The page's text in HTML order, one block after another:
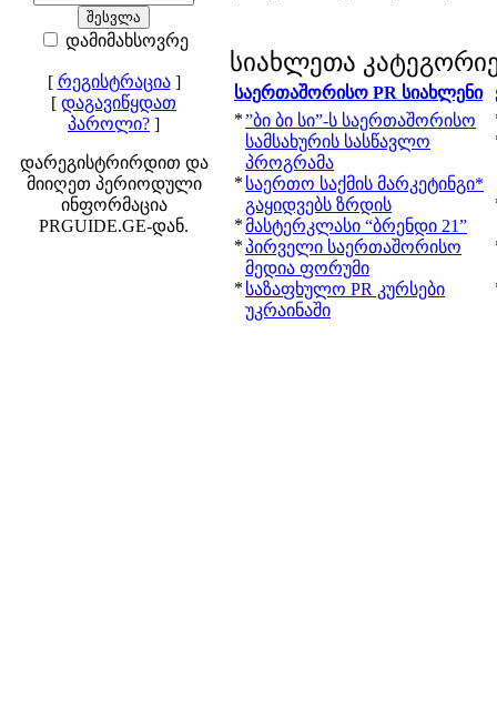
დამიმახსოვრე
[ რეგისტრაცია]
[ დაგავიწყდათ
პაროლი? ]
დარეგისტრირდით და
მიიღეთ პერიოდული
ინფორმაცია
PRGUIDE.GE-დან.
სიახლეთა
საერთაშორისო PR სიახლენი
*”ბი ბი სი”-ს საერთაშორისო
სამსახურის სასწავლო
პროგრამა
* საერთო საქმის მარკეტინგი*
გაყიდვებს ზრდის
*მასტერკლასი “ბრენდი 21”
*პირველი საერთაშორისო
მედია ფორუმი
* საზაფხულო PR კურსები
უკრაინაში